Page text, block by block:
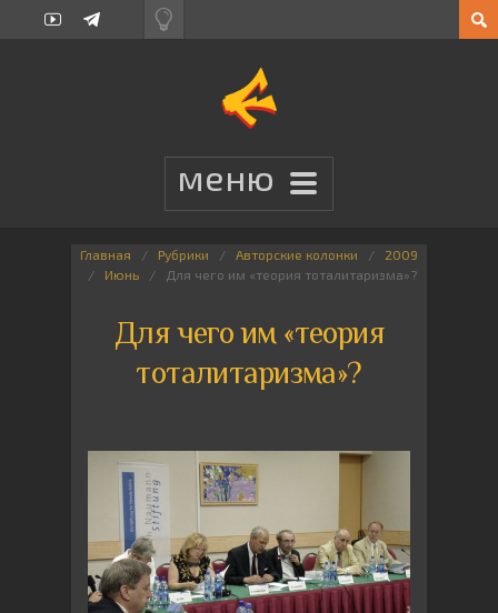
Главная Рубрики Авторские колонки
2009
Июнь
Для чего им «теория тоталитаризма»?
Для чего им «теория
тоталитаризма»?